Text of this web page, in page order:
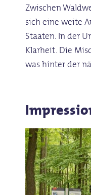
Zwischen
sich eine weite
Staaten. In der
Klarheit. Die
was hinter der